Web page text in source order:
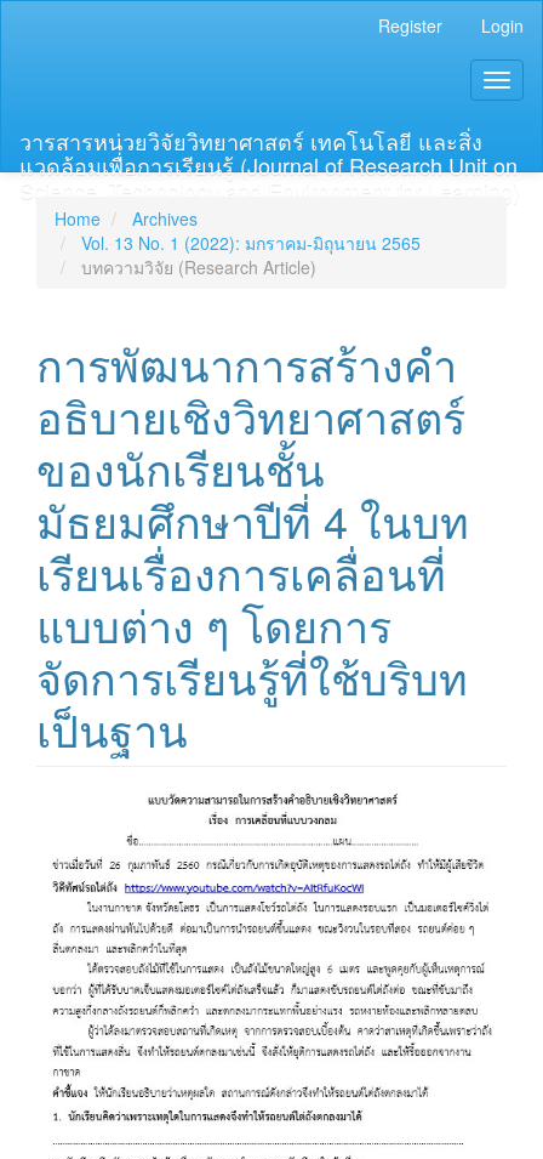
Register Login
วารสารหน่วยวิจัยวิทยาศาสตร์ เทคโนโลยี และสิ่ง
แวดล้อมเพื่อการเรียนรู้ (Journal of Research Unit on
Science, Technology and Environment for Learning)
Home
Archives
Vol. 13 No. 1 (2022): มกราคม-มิถุนายน 2565
บทความวิจัย (Research Article)
การพัฒนาการสร้างคำ
อธิบายเชิงวิทยาศาสตร์
ของนักเรียนชั้น
มัธยมศึกษาปีที่ 4 ในบท
เรียนเรื่องการเคลื่อนที่
แบบต่าง ๆ โดยการ
จัดการเรียนรู้ที่ใช้บริบท
เป็นฐาน
Sidebar